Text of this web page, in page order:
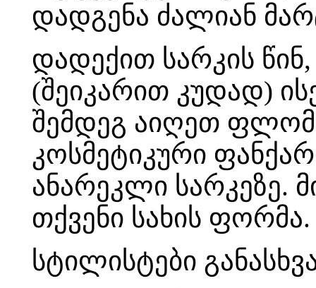
დადგენა ძალიან
დადექით სარკის
(შეიკარით კუდად)
შემდეგ აიღეთ
კოსმეტიკური
ანარეკლი სარკეზე.
თქვენი სახის ფორმა.
სტილისტები